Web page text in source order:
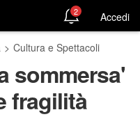
2 Accedi
> Cultura e Spettacoli
sommersa'
fragilità